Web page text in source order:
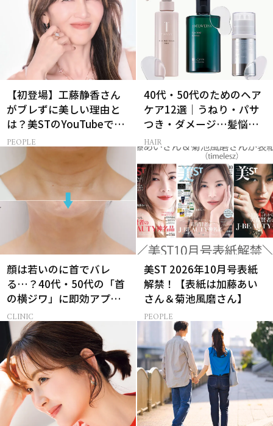
【初登場】工藤静香さん
がブレずに美しい理由と
は？美STのYouTubeでは
ALL私物の「ポーチの中
身」も大公開！
PEOPLE
40代・50代のためのヘア
ケア12選｜うねり・パサ
つき・ダメージ…髪悩み
から選ぶベスコス受賞コ
スメ
HAIR
顔は若いのに首でバレ
る…？40代・50代の「首
の横ジワ」に即効アプロ
ーチする最新美容医療と
は
CLINIC
美ST 2026年10月号表紙
解禁！【表紙は加藤あい
さん＆菊池風磨さん】
PEOPLE